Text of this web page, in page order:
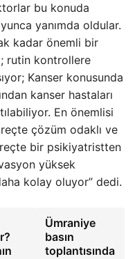
bu konuda
yanımda oldular.
kadar önemli bir
rutin kontrollere
Kanser konusunda
kanser hastaları
En önemlisi
çözüm odaklı ve
bir psikiyatristten
yüksek
kolay oluyor” dedi.
Ümraniye
basın
toplantısında